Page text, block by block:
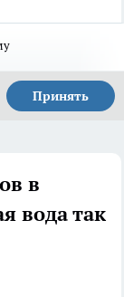
Принять
в
вода так